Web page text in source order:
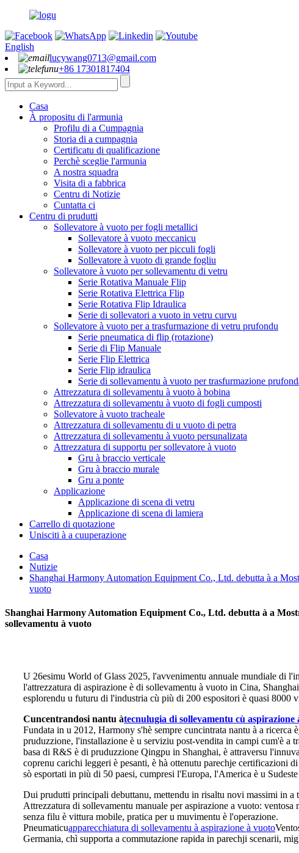
English
lucywang0713@gmail.com
+86 17301817404
Casa
À propositu di l'armunia
Profilu di a Cumpagnia
Storia di a cumpagnia
Certificatu di qualificazione
Perchè sceglie l'armunia
A nostra squadra
Visita di a fabbrica
Centru di Notizie
Cuntatta ci
Centru di prudutti
Sollevatore à vuoto per fogli metallici
Sollevatore à vuoto meccanicu
Sollevatore à vuoto per picculi fogli
Sollevatore à vuoto di grande fogliu
Sollevatore à vuoto per sollevamentu di vetru
Serie Rotativa Manuale Flip
Serie Rotativa Elettrica Flip
Serie Rotativa Flip Idraulica
Serie di sollevatori a vuoto in vetru curvu
Sollevatore à vuoto per a trasfurmazione di vetru prufondu
Serie pneumatica di flip (rotazione)
Serie di Flip Manuale
Serie Flip Elettrica
Serie Flip idraulica
Serie di sollevamentu à vuoto per trasfurmazione
Attrezzatura di sollevamentu à vuoto à bobina
Attrezzatura di sollevamentu à vuoto di fogli cumposti
Sollevatore à vuoto tracheale
Attrezzatura di sollevamentu di u vuoto di petra
Attrezzatura di sollevamentu à vuoto persunalizata
Attrezzatura di supportu per sollevatore à vuoto
Gru à braccio verticale
Gru à braccio murale
Gru a ponte
Applicazione
Applicazione di scena di vetru
Applicazione di scena di lamiera
Carrello di quotazione
Unisciti à a cuuperazione
Casa
Nutizie
Shanghai Harmony Automation Equipment Co., Ltd. debutta à a
vuoto
Shanghai Harmony Automation Equipment Co., Ltd. debutta à a
sollevamentu à vuoto
U 26esimu World of Glass 2025, l'avvenimentu annuale mundiale di
l'attrezzatura di aspirazione è di sollevamentu à vuoto in Cina,
esplorendu u futuru di l'industria cù più di 200 espositori è quasi 8000
Cuncentrandosi nantu àtecnulugia di sollevamentu cù aspirazione
Fundata in u 2012, Harmony s'hè sempre cuncintrata nantu à a ricerca è
pruduzzione, l'installazione è u serviziu post-vendita in campi cum'è a
basa di R&S è di pruduzzione Qingpu in Shanghai, è attraversu
coprenu carichi leggeri è pesanti, è hà ottenutu parechje certificazioni
sò esportati in più di 50 paesi, cumpresi l'Europa, l'America è u
Dui prudutti principali debuttanu, mettendu in risaltu novi massimi in a
Attrezzatura di sollevamentu manuale per aspirazione a vuoto:
senza filu è vittura mobile, pratica per u muvimentu è l'operazione.
Pneumaticuapparecchiatura di sollevamentu à aspirazione à vuoto
Germania, chì supporta a commutazione rapida in parechji scenarii,